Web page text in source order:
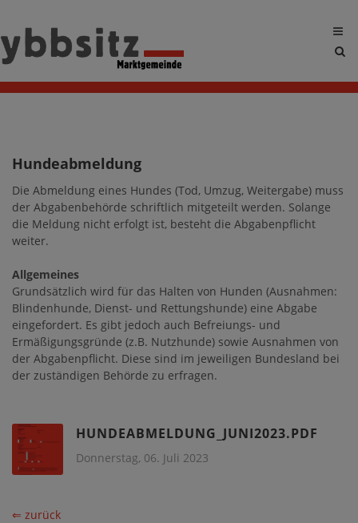
Hundeabmeldung
Die Abmeldung eines Hundes (Tod, Umzug, Weitergabe) muss
der Abgabenbehörde schriftlich mitgeteilt werden. Solange
die Meldung nicht erfolgt ist, besteht die Abgabenpflicht
weiter.
Allgemeines
Grundsätzlich wird für das Halten von Hunden (Ausnahmen:
Blindenhunde, Dienst- und Rettungshunde) eine Abgabe
eingefordert. Es gibt jedoch auch Befreiungs- und
Ermäßigungsgründe (z.B. Nutzhunde) sowie Ausnahmen von
der Abgabenpflicht. Diese sind im jeweiligen Bundesland bei
der zuständigen Behörde zu erfragen.
HUNDEABMELDUNG_JUNI2023.PDF
Donnerstag, 06. Juli 2023
⇐ zurück